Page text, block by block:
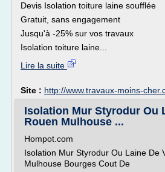
Devis Isolation toiture laine soufflée
Gratuit, sans engagement
Jusqu'à -25% sur vos travaux
Isolation toiture laine...
Lire la suite
Site : http://www.travaux-moins-
Isolation Mur Styrodur Ou
Rouen Mulhouse ...
Hompot.com
Isolation Mur Styrodur Ou Laine De
Mulhouse Bourges Cout De